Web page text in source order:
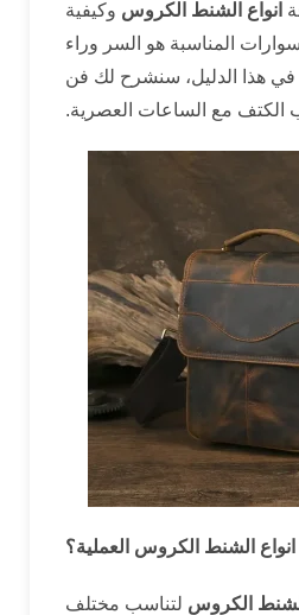
انواع الشنط الكروس وكيفية
المناسبة هو السر وراء
في هذا الدليل، سنشرح لك فن
الكتف مع الساعات العصرية.
الشنط الكروس العملية؟
الشنط الكروس لتناسب مختلف